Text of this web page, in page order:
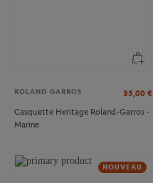
ROLAND GARROS 35,00 €
Casquette Heritage Roland-Garros -
Marine
NOUVEAU